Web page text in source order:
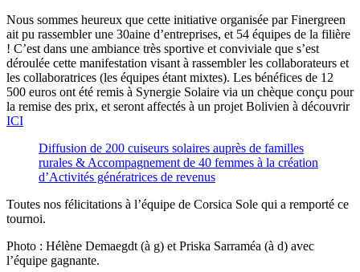
Nous sommes heureux que cette initiative organisée par Finergreen
ait pu rassembler une 30aine d’entreprises, et 54 équipes de la filière
! C’est dans une ambiance très sportive et conviviale que s’est
déroulée cette manifestation visant à rassembler les collaborateurs et
les collaboratrices (les équipes étant mixtes). Les bénéfices de 12
500 euros ont été remis à Synergie Solaire via un chèque conçu pour
la remise des prix, et seront affectés à un projet Bolivien à découvrir
ICI
Diffusion de 200 cuiseurs solaires auprès de familles
rurales & Accompagnement de 40 femmes à la création
d’Activités génératrices de revenus
Toutes nos félicitations à l’équipe de Corsica Sole qui a remporté ce
tournoi.
Photo : Hélène Demaegdt (à g) et Priska Sarraméa (à d) avec
l’équipe gagnante.